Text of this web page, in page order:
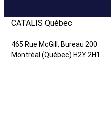
CATALIS Québec
465 Rue McGill, Bureau 200
Montréal (Québec) H2Y 2H1